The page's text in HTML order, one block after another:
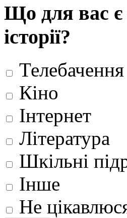
Що для вас є
історії?
Телебачення
Кіно
Інтернет
Література
Шкільні
Інше
Не